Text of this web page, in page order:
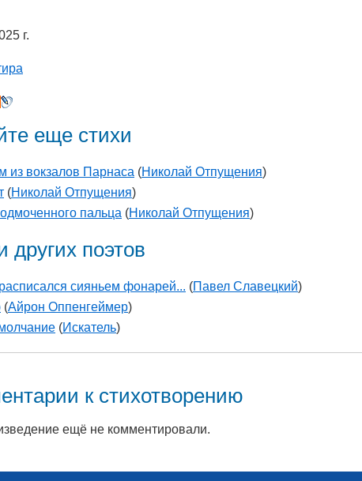
г.
еще стихи
из вокзалов Парнаса (Николай Отпущения)
(Николай Отпущения)
пальца (Николай Отпущения)
других поэтов
сияньем фонарей... (Павел Славецкий)
(Айрон Оппенгеймер)
(Искатель)
к стихотворению
ещё не комментировали.